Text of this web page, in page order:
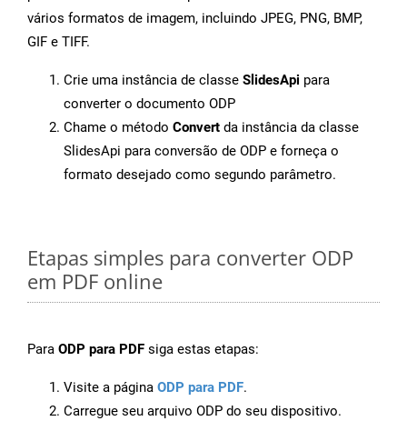
vários formatos de imagem, incluindo JPEG, PNG, BMP,
GIF e TIFF.
Crie uma instância de classe SlidesApi para
converter o documento ODP
Chame o método Convert da instância da classe
SlidesApi para conversão de ODP e forneça o
formato desejado como segundo parâmetro.
Etapas simples para converter ODP
em PDF online
Para ODP para PDF siga estas etapas:
Visite a página ODP para PDF.
Carregue seu arquivo ODP do seu dispositivo.